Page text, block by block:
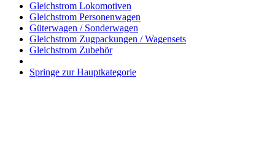
Gleichstrom Lokomotiven
Gleichstrom Personenwagen
Güterwagen / Sonderwagen
Gleichstrom Zugpackungen / Wagensets
Gleichstrom Zubehör
Springe zur Hauptkategorie